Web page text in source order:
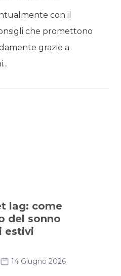
con il
che promettono
grazie a
lag: come
del sonno
estivi
14 Giugno 2026